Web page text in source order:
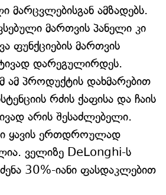
მარცვლებისგან ამზადებს.
მართვის პანელი კი
ფუნქციების მართვის
დარეგულირდეს.
ამ პროდუქტის დახმარებით
რძის ქაფისა და ჩაის
არის შესაძლებელი.
ყავის ერთდროულად
ველიზე DeLonghi-ს
30%-იანი ფასდაკლებით